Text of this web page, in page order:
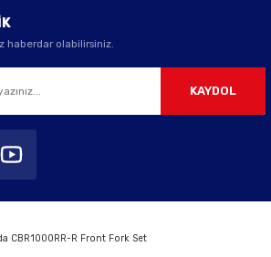
haberdar olabilirsiniz.
KAYDOL